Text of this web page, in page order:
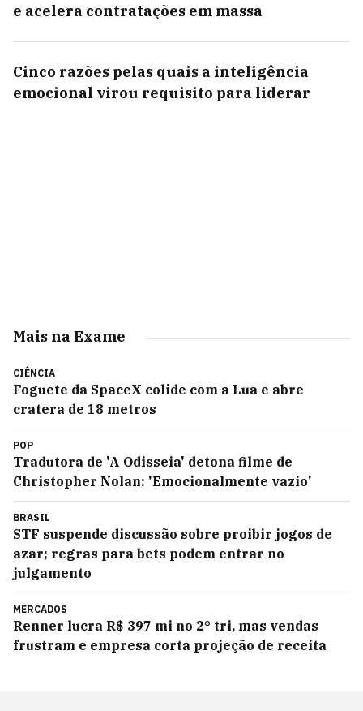
e acelera contratações em massa
Cinco razões pelas quais a inteligência
emocional virou requisito para liderar
Mais na Exame
CIÊNCIA
Foguete da SpaceX colide com a Lua e abre
cratera de 18 metros
POP
Tradutora de 'A Odisseia' detona filme de
Christopher Nolan: 'Emocionalmente vazio'
BRASIL
STF suspende discussão sobre proibir jogos de
azar; regras para bets podem entrar no
julgamento
MERCADOS
Renner lucra R$ 397 mi no 2° tri, mas vendas
frustram e empresa corta projeção de receita